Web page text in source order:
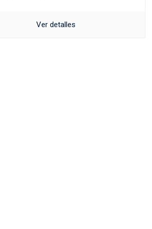
Ver detalles